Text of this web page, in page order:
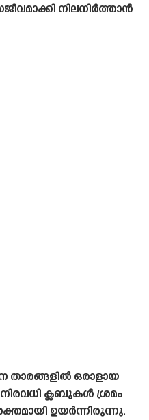
നിലനിർത്താൻ
താരങ്ങളിൽ ഒരാളായ
ക്ലബുകൾ ശ്രമം
ഉയർന്നിരുന്നു.